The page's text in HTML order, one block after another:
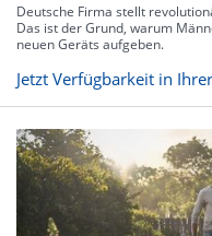
Deutsche Firma stellt
Das ist der Grund, warum
neuen Geräts aufgeben.
Jetzt Verfügbarkeit in